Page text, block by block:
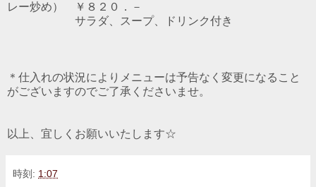
レー炒め） ￥８２０．－
サラダ、スープ、ドリンク付き
＊仕入れの状況によりメニューは予告なく変更になること
がございますのでご了承くださいませ。
以上、宜しくお願いいたします☆
時刻: 1:07